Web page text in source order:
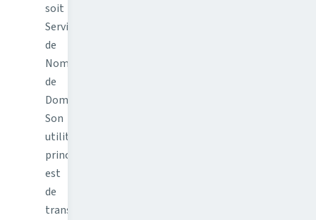
soit
Service
de
Noms
de
Domaine.
Son
utilité
principale
est
de
transformer